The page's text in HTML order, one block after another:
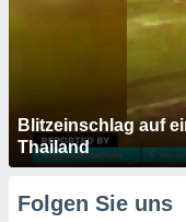
Blitzeinschlag auf
Thailand
Folgen Sie uns